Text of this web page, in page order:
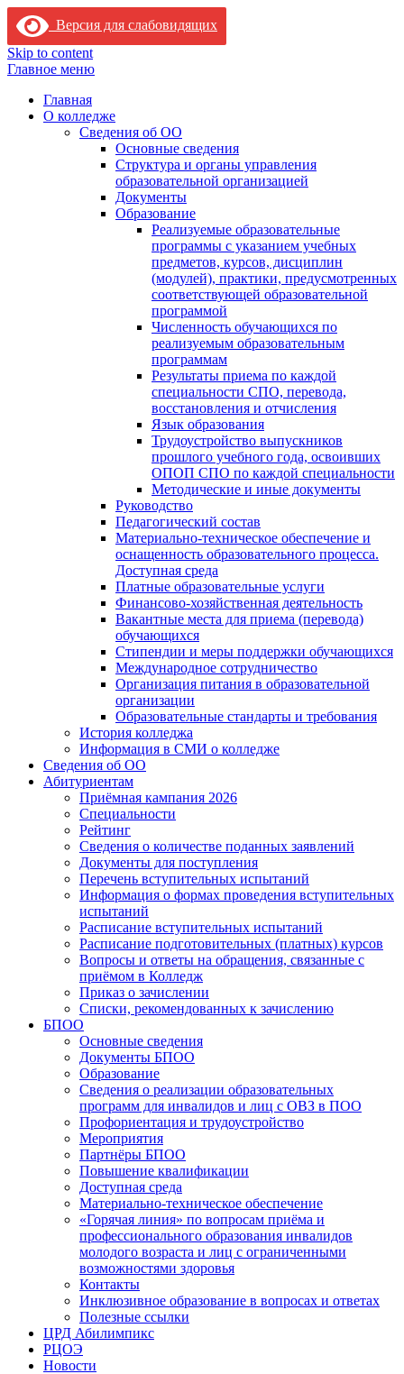
Версия для слабовидящих
Skip to content
Главное меню
Главная
О колледже
Сведения об ОО
Основные сведения
Структура и органы управления
образовательной организацией
Документы
Образование
Реализуемые образовательные
программы с указанием учебных
предметов, курсов, дисциплин
(модулей), практики, предусмотренных
соответствующей образовательной
программой
Численность обучающихся по
реализуемым образовательным
программам
Результаты приема по каждой
специальности СПО, перевода,
восстановления и отчисления
Язык образования
Трудоустройство выпускников
прошлого учебного года, освоивших
ОПОП СПО по каждой специальности
Методические и иные документы
Руководство
Педагогический состав
Материально-техническое обеспечение и
оснащенность образовательного процесса.
Доступная среда
Платные образовательные услуги
Финансово-хозяйственная деятельность
Вакантные места для приема (перевода)
обучающихся
Стипендии и меры поддержки обучающихся
Международное сотрудничество
Организация питания в образовательной
организации
Образовательные стандарты и требования
История колледжа
Информация в СМИ о колледже
Сведения об ОО
Абитуриентам
Приёмная кампания 2026
Специальности
Рейтинг
Сведения о количестве поданных заявлений
Документы для поступления
Перечень вступительных испытаний
Информация о формах проведения вступительных
испытаний
Расписание вступительных испытаний
Расписание подготовительных (платных) курсов
Вопросы и ответы на обращения, связанные с
приёмом в Колледж
Приказ о зачислении
Списки, рекомендованных к зачислению
БПОО
Основные сведения
Документы БПОО
Образование
Сведения о реализации образовательных
программ для инвалидов и лиц с ОВЗ в ПОО
Профориентация и трудоустройство
Мероприятия
Партнёры БПОО
Повышение квалификации
Доступная среда
Материально-техническое обеспечение
«Горячая линия» по вопросам приёма и
профессионального образования инвалидов
молодого возраста и лиц с ограниченными
возможностями здоровья
Контакты
Инклюзивное образование в вопросах и ответах
Полезные ссылки
ЦРД Абилимпикс
РЦОЭ
Новости